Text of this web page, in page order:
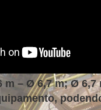
– Ø 6,7 m; Ø 6,7